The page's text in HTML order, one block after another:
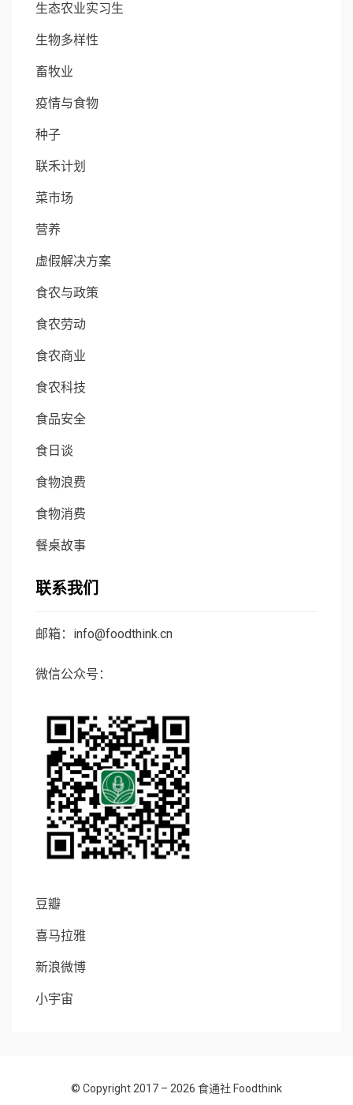
生态农业实习生
生物多样性
畜牧业
疫情与食物
种子
联禾计划
菜市场
营养
虚假解决方案
食农与政策
食农劳动
食农商业
食农科技
食品安全
食日谈
食物浪费
食物消费
餐桌故事
联系我们
邮箱：info@foodthink.cn
微信公众号：
豆瓣
喜马拉雅
新浪微博
小宇宙
© Copyright 2017 – 2026 食通社 Foodthink